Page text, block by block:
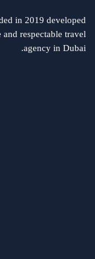
in 2019 developed
respectable travel
agency in Dubai.